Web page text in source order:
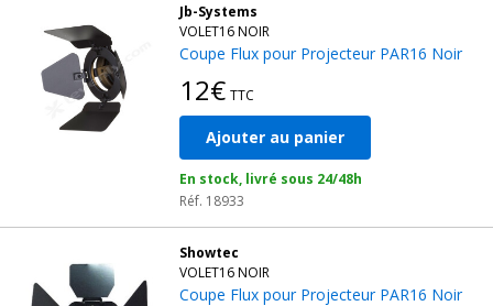
Jb-Systems
VOLET16 NOIR
Coupe Flux pour Projecteur PAR16 Noir
12€ TTC
Ajouter au panier
En stock, livré sous 24/48h
Réf. 18933
Showtec
VOLET16 NOIR
Coupe Flux pour Projecteur PAR16 Noir